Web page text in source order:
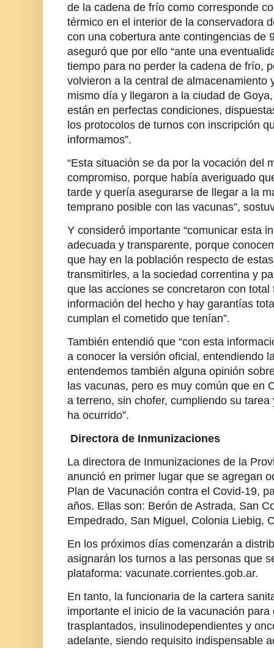
de la cadena de frío como corresponde
térmico en el interior de la conservadora
con una cobertura ante contingencias de
aseguró que por ello “ante una
tiempo para no perder la cadena de frío,
volvieron a la central de almacenamiento
mismo día y llegaron a la ciudad de
están en perfectas condiciones,
los protocolos de turnos con inscripción
informamos”.
“Esta situación se da por la vocación del
compromiso, porque había averiguado
tarde y quería asegurarse de llegar a la
temprano posible con las vacunas”,
Y consideró importante “comunicar esta
adecuada y transparente, porque
que hay en la población respecto de
transmitirles, a la sociedad correntina y
que las acciones se concretaron con
información del hecho y hay garantías
cumplan el cometido que tenían”.
También entendió que “con esta
a conocer la versión oficial, entendiendo
entendemos también alguna opinión
las vacunas, pero es muy común que en
a terreno, sin chofer, cumpliendo su
ha ocurrido”.
Directora de Inmunizaciones
La directora de Inmunizaciones de la
anunció en primer lugar que se agregan
Plan de Vacunación contra el Covid-19,
años. Ellas son: Berón de Astrada, San
Empedrado, San Miguel, Colonia Liebig,
En los próximos días comenzarán a
asignarán los turnos a las personas que
plataforma: vacunate.corrientes.gob.ar.
En tanto, la funcionaria de la cartera
importante el inicio de la vacunación
trasplantados, insulinodependientes y
adelante, siendo requisito indispensable